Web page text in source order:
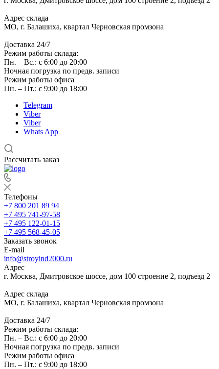
Адрес склада
МО, г. Балашиха, квартал Черновская промзона
Доставка 24/7
Режим работы склада:
Пн. – Вс.: с 6:00 до 20:00
Ночная погрузка по предв. записи
Режим работы офиса
Пн. – Пт.: с 9:00 до 18:00
Telegram
Viber
Viber
Whats App
Рассчитать заказ
Телефоны
+7 800 201 89 94
+7 495 741-97-58
+7 495 122-01-15
+7 495 568-45-05
Заказать звонок
E-mail
info@stroyind2000.ru
Адрес
г. Москва, Дмитровское шоссе, дом 100 строение 2, подъезд 2
Адрес склада
МО, г. Балашиха, квартал Черновская промзона
Доставка 24/7
Режим работы склада:
Пн. – Вс.: с 6:00 до 20:00
Ночная погрузка по предв. записи
Режим работы офиса
Пн. – Пт.: с 9:00 до 18:00